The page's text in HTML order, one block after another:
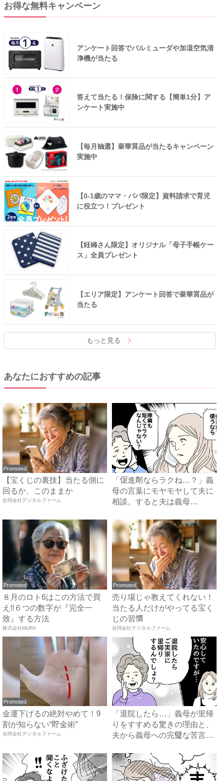
お得な無料キャンペーン
アンケート回答でバルミューダや加湿空気清
浄機が当たる
答えて当たる！保険に関する【簡単1分】ア
ンケート実施中
【毎月抽選】豪華賞品が当たるキャンペーン
実施中
【0-1歳のママ・パパ限定】資料請求で育児
に役立つ！プレゼント
【妊婦さん限定】オリジナル「母子手帳ケー
ス」全員プレゼント
【エリア限定】アンケート回答で豪華賞品が
当たる
もっと見る
あなたにおすすめの記事
Promoted
【宝くじの裏技】当たる側に
回るか、このままか
合同会社デジタルファーム
「促進剤ならラクね…？」義
母の言葉にモヤモヤして夫に
相談。すると夫は義母
Promoted
８月のロト6はこの方法で買
え!!６つの数字が『完全一
致』する方法
株式会社MURA
Promoted
売り場じゃ教えてくれない！
当たる人だけがやってる宝く
じの習慣
合同会社デジタルファーム
Promoted
金運下げるの絶対やめて！9
割が知らない“貯金術”
合同会社デジタルファーム
「退院したら…」義母が里帰
りをすすめる驚きの理由と、
夫から義母への完璧な苦言